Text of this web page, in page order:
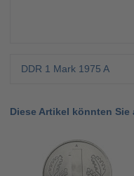
DDR 1 Mark 1975 A
Diese Artikel könnten